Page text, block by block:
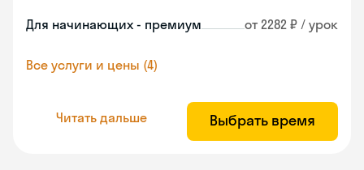
Для начинающих - премиум от 2282 ₽ / урок
Все услуги и цены (4)
Читать дальше Выбрать время